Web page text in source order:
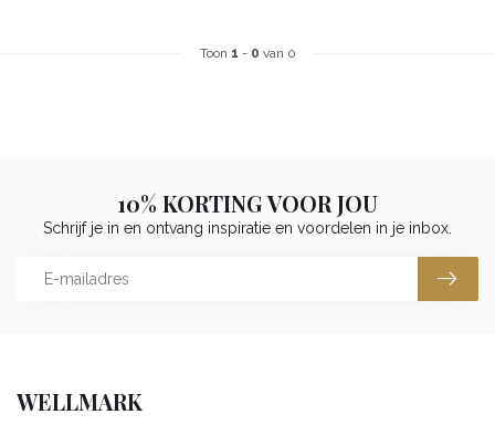
Toon 1 - 0 van 0
10% KORTING VOOR JOU
Schrijf je in en ontvang inspiratie en voordelen in je inbox.
WELLMARK